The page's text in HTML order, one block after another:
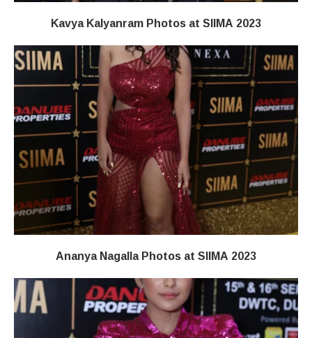
Kavya Kalyanram Photos at SIIMA 2023
Ananya Nagalla Photos at SIIMA 2023